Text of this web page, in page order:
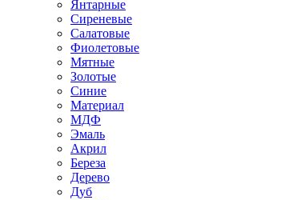
Янтарные
Сиреневые
Салатовые
Фиолетовые
Мятные
Золотые
Синие
Материал
МДФ
Эмаль
Акрил
Береза
Дерево
Дуб